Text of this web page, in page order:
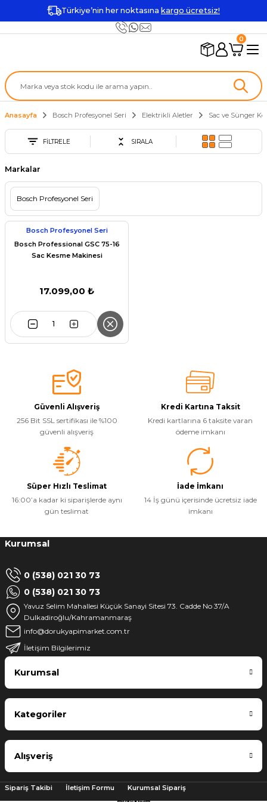
Türkiye’nin her noktasına kargo ücretsiz!
0
Anasayfa Bosch Profesyonel Seri Elektrikli Aletler Sac ve Sünger
FİLTRELE SIRALA
Markalar
Bosch Profesyonel Seri
Bosch Profesyonel Seri
Bosch Professional GSC 75-16
Sac Kesme Makinesi
17.099,00 ₺
Güvenli Alışveriş
256 Bit SSL sertifikası ile %100
güvenli alışveriş
Kredi Kartına Taksit
Kredi kartlarına 6 taksite varan
ödeme imkanı
Süper Hızlı Teslimat
16:00’a kadar ki siparişlerde aynı
gün teslimat
İade İmkanı
14 İş günü içerisinde ücretsiz iade
imkanı
Kurumsal
0 (538) 021 30 73
0 (538) 021 30 73
Yavuz Selim Mahallesi Küçük Sanayi Sitesi 73. Cadde No 37/A
Dulkadiroğlu/Kahramanmaraş
info@dorukyapimarket.com.tr
İletişim Bilgilerimiz
Kurumsal
Kategoriler
Alışveriş
Sipariş Takibi İletişim Formu Kurumsal Sipariş